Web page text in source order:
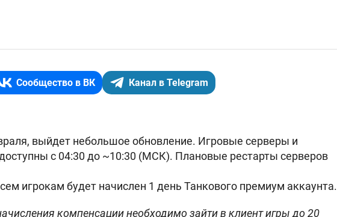
Сообщество в ВК Канал в Telegram
выйдет небольшое обновление. Игровые серверы и
с 04:30 до ~10:30 (МСК). Плановые рестарты серверов
игрокам будет начислен 1 день Танкового премиум аккаунта.
компенсации необходимо зайти в клиент игры до 20